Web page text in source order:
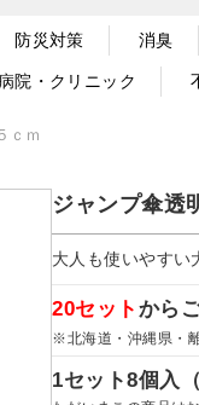
防災対策 消臭
院・クリニック
ｃｍ
ジャンプ傘
大人も使いやすい
20セット から
※北海道・沖縄県・
1セット8個入